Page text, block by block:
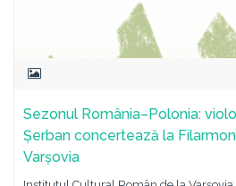
Sezonul România–Polonia:
Șerban concertează la
Varșovia